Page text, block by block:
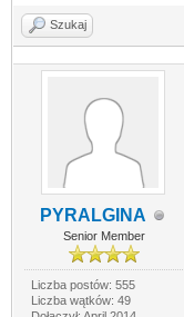
Szukaj
PYRALGINA
Senior Member
Liczba postów: 555
Liczba wątków: 49